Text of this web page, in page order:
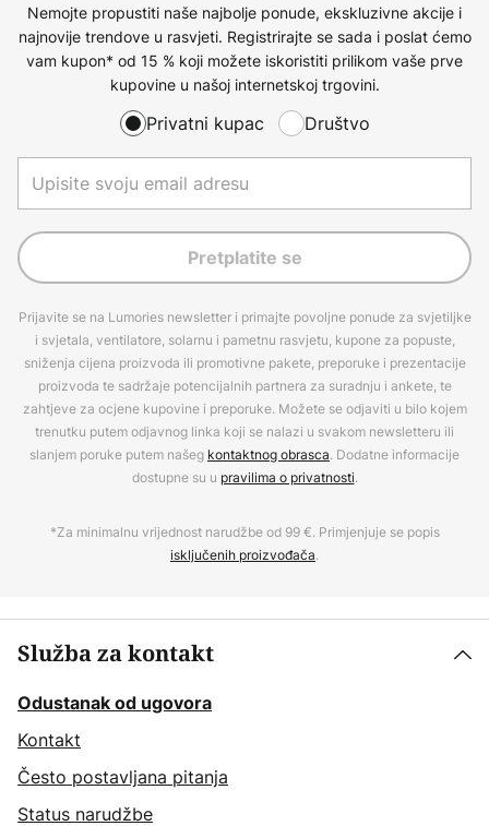
Nemojte propustiti naše najbolje ponude, ekskluzivne akcije i
najnovije trendove u rasvjeti. Registrirajte se sada i poslat ćemo
vam kupon* od 15 % koji možete iskoristiti prilikom vaše prve
kupovine u našoj internetskoj trgovini.
Privatni kupac Društvo
Pretplatite se
Prijavite se na Lumories newsletter i primajte povoljne ponude za svjetiljke
i svjetala, ventilatore, solarnu i pametnu rasvjetu, kupone za popuste,
sniženja cijena proizvoda ili promotivne pakete, preporuke i prezentacije
proizvoda te sadržaje potencijalnih partnera za suradnju i ankete, te
zahtjeve za ocjene kupovine i preporuke. Možete se odjaviti u bilo kojem
trenutku putem odjavnog linka koji se nalazi u svakom newsletteru ili
slanjem poruke putem našeg kontaktnog obrasca. Dodatne informacije
dostupne su u pravilima o privatnosti.
*Za minimalnu vrijednost narudžbe od 99 €. Primjenjuje se popis
isključenih proizvođača.
Služba za kontakt
Odustanak od ugovora
Kontakt
Često postavljana pitanja
Status narudžbe